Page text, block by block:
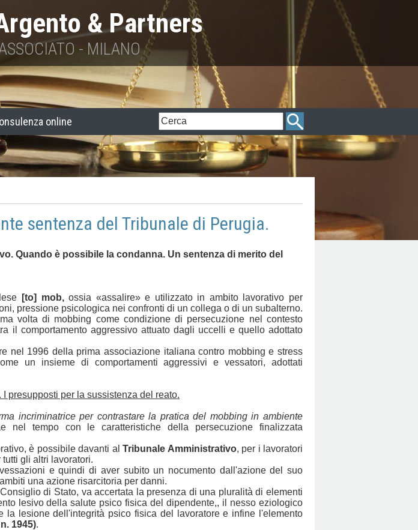
& Partners
- MILANO
online
sentenza del Tribunale di Perugia.
Quando è possibile la condanna. Un sentenza di merito del
[to] mob,ossia «assalire» e utilizzato in ambito lavorativo per
pressione psicologica nei confronti di un collega o di un subalterno.
volta di mobbing come condizione di persecuzione nel contesto
il comportamento aggressivo attuato dagli uccelli e quello adottato
nel 1996 della prima associazione italiana contro mobbing e stress
un insieme di comportamenti aggressivi e vessatori, adottati
presupposti per la sussistenza del reato.
incriminatrice per contrastare la pratica del mobbing in ambiente
tempo con le caratteristiche della persecuzione finalizzata
è possibile davanti alTribunale Amministrativo, per i lavoratori
tutti gli altri lavoratori.
e quindi di aver subito un nocumento dall'azione del suo
una azione risarcitoria per danni.
di Stato, va accertata la presenza di una pluralità di elementi
lesivo della salute psico fisica del dipendente,, il nesso eziologico
lesione dell'integrità psico fisica del lavoratore e infine l'elemento
1945).